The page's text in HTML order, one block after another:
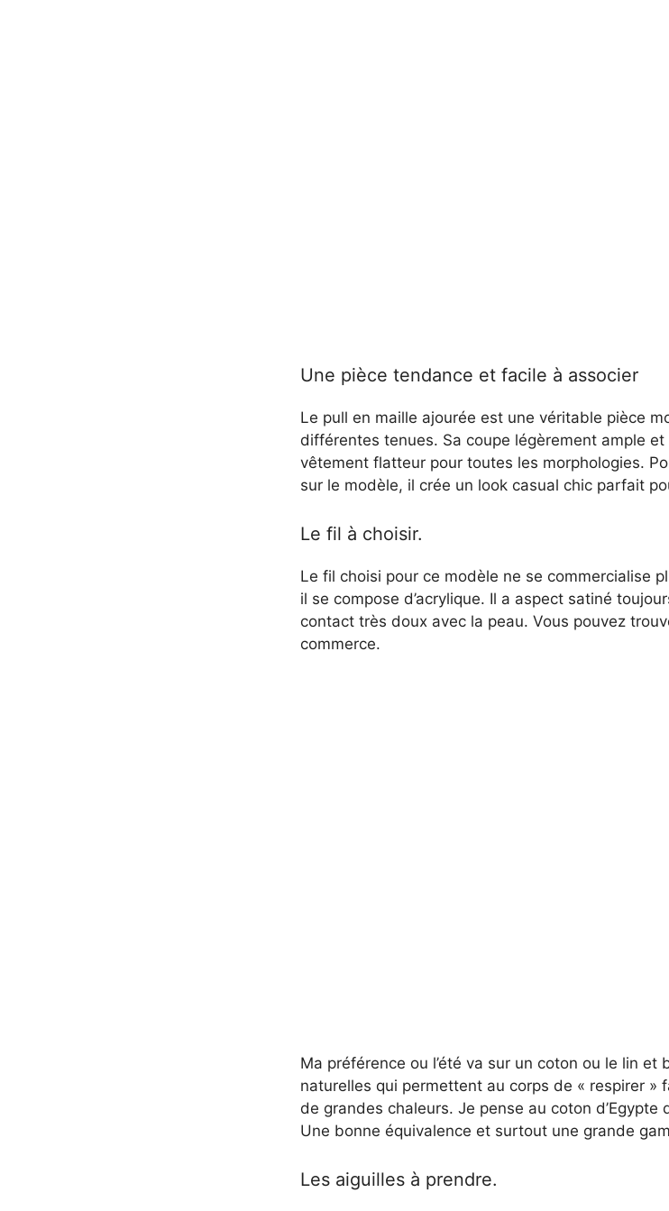
Une pièce tendance et facile à associer
Le pull en maille ajourée est une véritable pièce
différentes tenues. Sa coupe légèrement ample
vêtement flatteur pour toutes les morphologies.
sur le modèle, il crée un look casual chic parfait
Le fil à choisir.
Le fil choisi pour ce modèle ne se commercialise
il se compose d’acrylique. Il a aspect satiné
contact très doux avec la peau. Vous pouvez
commerce.
Ma préférence ou l’été va sur un coton ou le lin et
naturelles qui permettent au corps de « respirer »
de grandes chaleurs. Je pense au coton
Une bonne équivalence et surtout une grande
Les aiguilles à prendre.